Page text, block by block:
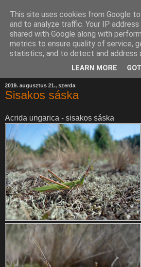
2019. augusztus 21., szerda
Sisakos sáska
Acrida ungarica - sisakos sáska
This site uses cookies from Google
and to analyze traffic. Your IP
shared with Google along with
metrics to ensure quality of service,
statistics, and to detect and address
LEARN MORE